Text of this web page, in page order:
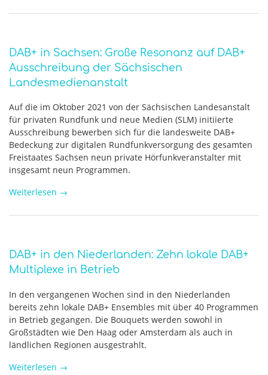
DAB+ in Sachsen: Große Resonanz auf DAB+
Ausschreibung der Sächsischen
Landesmedienanstalt
Auf die im Oktober 2021 von der Sächsischen Landesanstalt
für privaten Rundfunk und neue Medien (SLM) initiierte
Ausschreibung bewerben sich für die landesweite DAB+
Bedeckung zur digitalen Rundfunkversorgung des gesamten
Freistaates Sachsen neun private Hörfunkveranstalter mit
insgesamt neun Programmen.
Weiterlesen →
DAB+ in den Niederlanden: Zehn lokale DAB+
Multiplexe in Betrieb
In den vergangenen Wochen sind in den Niederlanden
bereits zehn lokale DAB+ Ensembles mit über 40 Programmen
in Betrieb gegangen. Die Bouquets werden sowohl in
Großstädten wie Den Haag oder Amsterdam als auch in
ländlichen Regionen ausgestrahlt.
Weiterlesen →